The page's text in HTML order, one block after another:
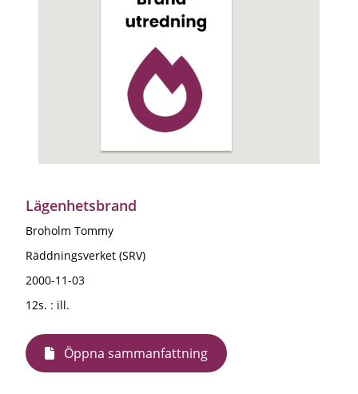
Lägenhetsbrand
Broholm Tommy
Räddningsverket (SRV)
2000-11-03
12s. : ill.
Öppna sammanfattning